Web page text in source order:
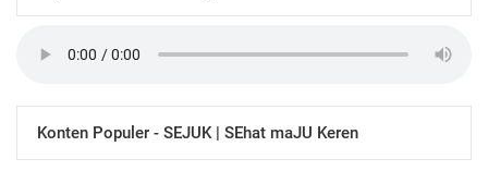
Konten Populer - SEJUK | SEhat maJU Keren